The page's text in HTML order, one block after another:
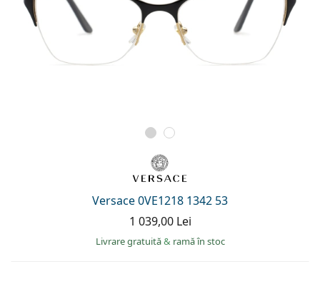
Versace 0VE1218 1342 53
1 039,00 Lei
Livrare gratuită& ramă în stoc